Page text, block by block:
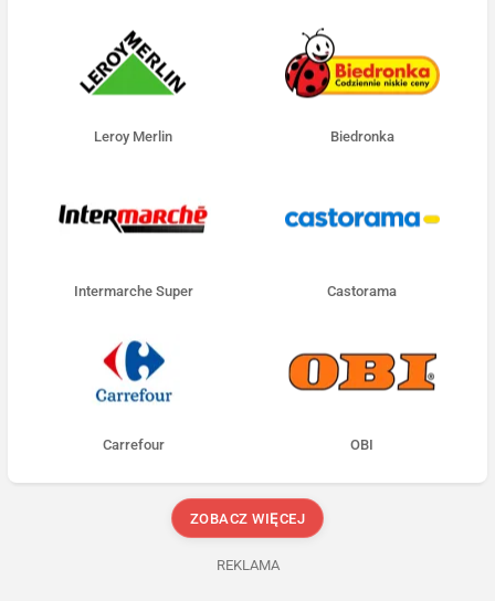
Leroy Merlin Biedronka
Intermarche Super Castorama
Carrefour OBI
ZOBACZ WIĘCEJ
REKLAMA